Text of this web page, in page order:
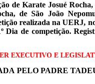
de Karate Josué
de São João
realizada na UERJ,
Dia de competição.
EXECUTIVO E
PELO PADRE